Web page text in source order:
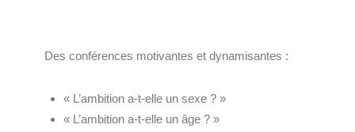
Des conférences motivantes et dynamisantes :
« L’ambition a-t-elle un sexe ? »
« L’ambition a-t-elle un âge ? »